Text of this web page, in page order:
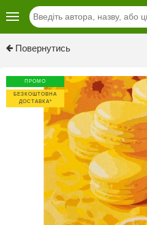
Повернутись
ПРОМО
БЕЗКОШТОВНА
ДОСТАВКА*